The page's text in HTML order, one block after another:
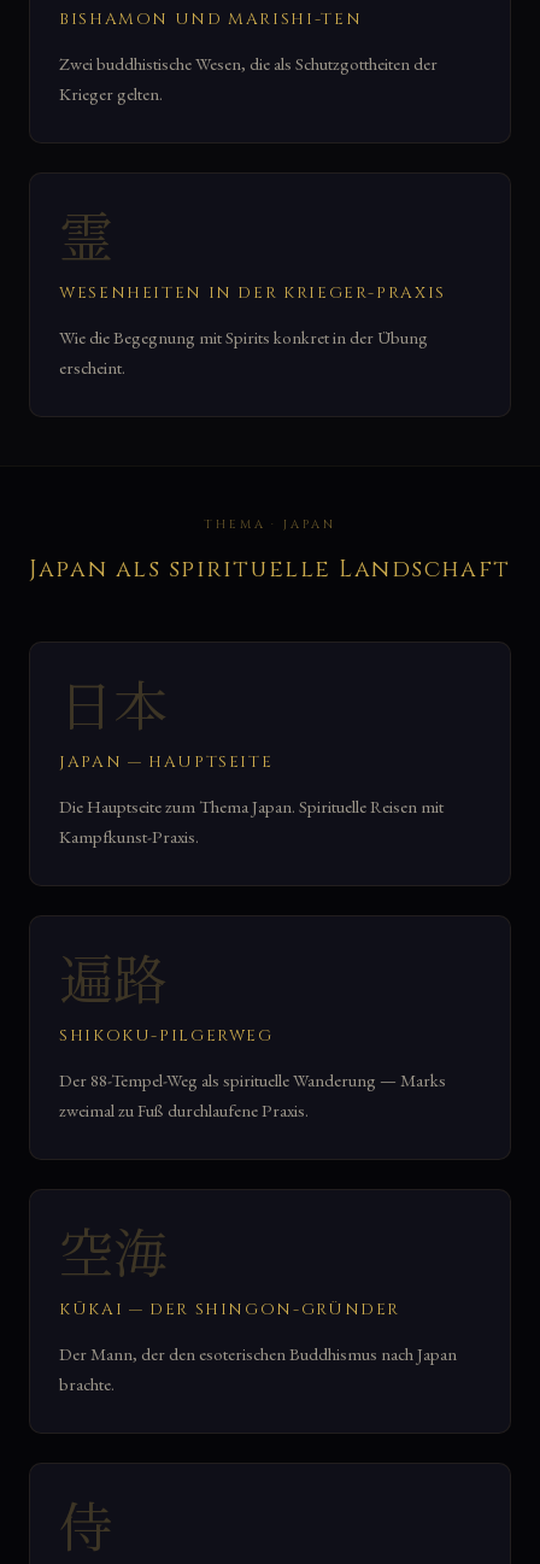
BISHAMON UND MARISHI-TEN
Zwei buddhistische Wesen, die als Schutzgottheiten der
Krieger gelten.
霊
WESENHEITEN IN DER KRIEGER-PRAXIS
Wie die Begegnung mit Spirits konkret in der Übung
erscheint.
THEMA · JAPAN
Japan als spirituelle Landschaft
日本
JAPAN — HAUPTSEITE
Die Hauptseite zum Thema Japan. Spirituelle Reisen mit
Kampfkunst-Praxis.
遍路
SHIKOKU-PILGERWEG
Der 88-Tempel-Weg als spirituelle Wanderung — Marks
zweimal zu Fuß durchlaufene Praxis.
空海
KŪKAI — DER SHINGON-GRÜNDER
Der Mann, der den esoterischen Buddhismus nach Japan
brachte.
侍